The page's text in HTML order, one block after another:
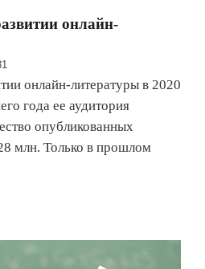
онлайн-
онлайн-литературы в 2020
года ее аудитория
опубликованных
млн. Только в прошлом